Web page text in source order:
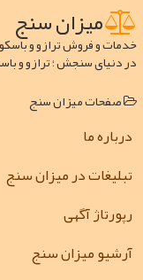
میزان سنج
خدمات و فروش ترازو و
در دنیای سنجش ؛ ترازو و
صفحات میزان سنج
درباره ما
تبلیغات در میزان سنج
رپورتاژ آگهی
آرشیو میزان سنج